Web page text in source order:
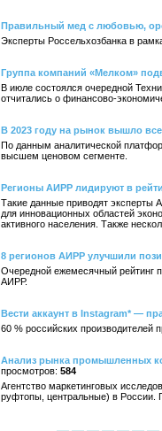
Правильный мед с любовью,
Эксперты Россельхозбанка в
Группа компаний «Мелком»
В июле состоялся очередной
отчитались о финансово-
В 2023 году на рынок вышло
По данным аналитической
высшем ценовом сегменте.
Регионы АИРР лидируют в
Такие данные приводят эксперты
для инновационных областей
активного населения. Также
8 регионов АИРР улучшили
Очередной ежемесячный рейтинг
АИРР.
Вести аккаунт в Instagram* —
60 % российских производителей
Анализ рынка промышленных
584
Агентство маркетинговых
руфтопы, центральные) в России.